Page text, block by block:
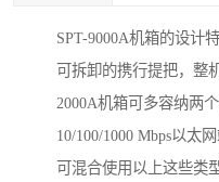
SPT-9000A机箱的设计
可拆卸的携行提把，整
2000A机箱可多容纳两
10/100/1000 Mbps以太
可混合使用以上这些类